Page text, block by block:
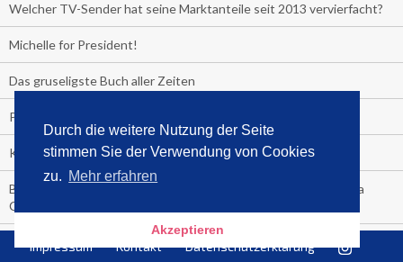
Durch die weitere Nutzung der Seite
stimmen Sie der Verwendung von Cookies
zu. Mehr erfahren
Akzeptieren
Welcher TV-Sender hat seine Marktanteile seit 2013 vervierfacht?
Michelle for President!
Das gruseligste Buch aller Zeiten
Promi-Biografien
Kerkeling erhält Spitzenfeder für meistverkauftes Buch
Börsenverein und MVB verlängern vorzeitig Verträge mit Media
Control bis 2024
PocketBook, Ceebo und Umbreit bringen Hörbuch-Downloads in
die Cloud
Impressum Kontakt Datenschutzerklärung